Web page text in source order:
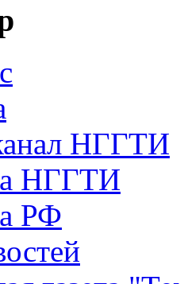
НГГТИ
НГГТИ
РФ